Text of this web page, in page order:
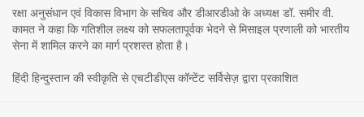
रक्षा अनुसंधान एवं विकास विभाग के सचिव और डीआरडीओ के अध्यक्ष डॉ. समीर वी.
कामत ने कहा कि गतिशील लक्ष्य को सफलतापूर्वक भेदने से मिसाइल प्रणाली को भारतीय
सेना में शामिल करने का मार्ग प्रशस्त होता है।
हिंदी हिन्दुस्तान की स्वीकृति से एचटीडीएस कॉन्टेंट सर्विसेज़ द्वारा प्रकाशित